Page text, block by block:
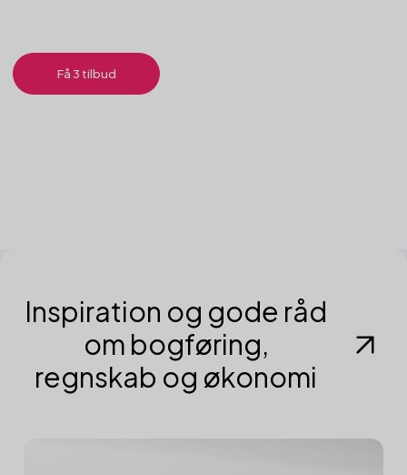
Få 3 tilbud
Inspiration og gode råd
om bogføring,
regnskab og økonomi